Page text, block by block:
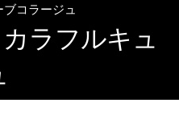
コラージュ
ラフルキュ